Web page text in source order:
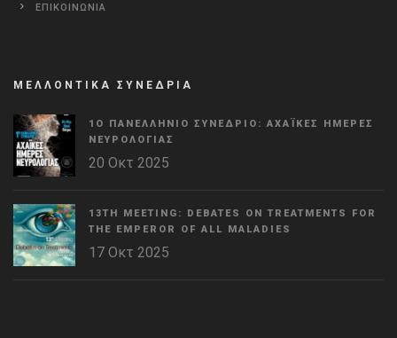
ΕΠΙΚΟΙΝΩΝΙΑ
ΜΕΛΛΟΝΤΙΚΑ ΣΥΝΕΔΡΙΑ
1Ο ΠΑΝΕΛΛΉΝΙΟ ΣΥΝΈΔΡΙΟ: ΑΧΑΪΚΈΣ ΗΜΈΡΕΣ
ΝΕΥΡΟΛΟΓΊΑΣ
20 Οκτ 2025
13TH MEETING: DEBATES ON TREATMENTS FOR
THE EMPEROR OF ALL MALADIES
17 Οκτ 2025